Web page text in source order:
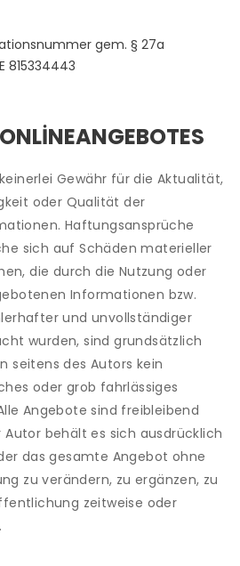
gem. § 27a
815334443
Gewähr für die Aktualität,
oder Qualität der
Haftungsansprüche
sich auf Schäden materieller
die durch die Nutzung oder
Informationen bzw.
und unvollständiger
wurden, sind grundsätzlich
seitens des Autors kein
oder grob fahrlässiges
Angebote sind freibleibend
behält es sich ausdrücklich
das gesamte Angebot ohne
zu verändern, zu ergänzen, zu
zeitweise oder